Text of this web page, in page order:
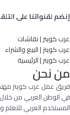
إنضم لقنواتنا على
عرب كوينز | نقاشات
عرب كوينز | البيع والشراء
عرب كوينز | الرئيسية
من نحن
فريق عمل عرب كوينز
في الوطن العربي من
المستخدم العربي للتعلم